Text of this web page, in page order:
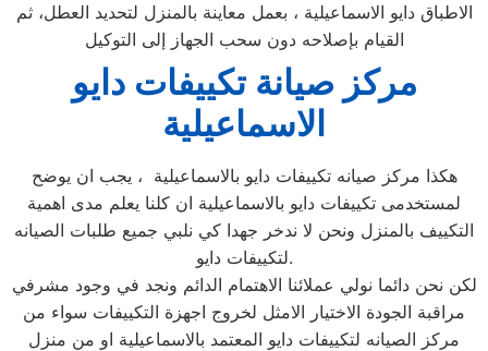
الاطباق دايو الاسماعيلية ، بعمل معاينة بالمنزل لتحديد العطل، ثم
القيام بإصلاحه دون سحب الجهاز إلى التوكيل
مركز صيانة تكييفات دايو
الاسماعيلية
هكذا مركز صيانه تكييفات دايو بالاسماعيلية ، يجب ان يوضح
لمستخدمى تكييفات دايو بالاسماعيلية ان كلنا يعلم مدى اهمية
التكييف بالمنزل ونحن لا ندخر جهدا كي نلبي جميع طلبات الصيانه
لتكييفات دايو.
لكن نحن دائما نولي عملائنا الاهتمام الدائم ونجد في وجود مشرفي
مراقبة الجودة الاختيار الامثل لخروج اجهزة التكييفات سواء من
مركز الصيانه لتكييفات دايو المعتمد بالاسماعيلية او من منزل